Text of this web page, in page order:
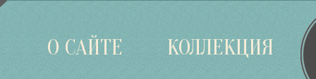
О САЙТЕ КОЛЛЕКЦИЯ